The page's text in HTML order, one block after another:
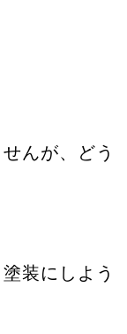
んが、どう
装にしよう